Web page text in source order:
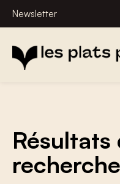
Newsletter
Résultats
recherche